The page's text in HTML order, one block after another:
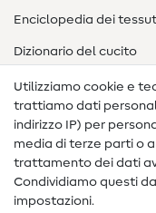
Enciclopedia dei
Dizionario del cucito
Nähanleitungen
Assistenza e
Contatto
Informazioni sul
Utilizziamo cookie e
trattiamo dati
indirizzo IP) per
media di terze parti o
trattamento dei dati
Condividiamo questi
impostazioni.